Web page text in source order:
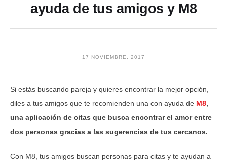
ayuda de tus amigos y M8
17 NOVIEMBRE, 2017
Si estás buscando pareja y quieres encontrar la mejor opción,
diles a tus amigos que te recomienden una con ayuda de M8,
una aplicación de citas que busca encontrar el amor entre
dos personas gracias a las sugerencias de tus cercanos.
Con M8, tus amigos buscan personas para citas y te ayudan a